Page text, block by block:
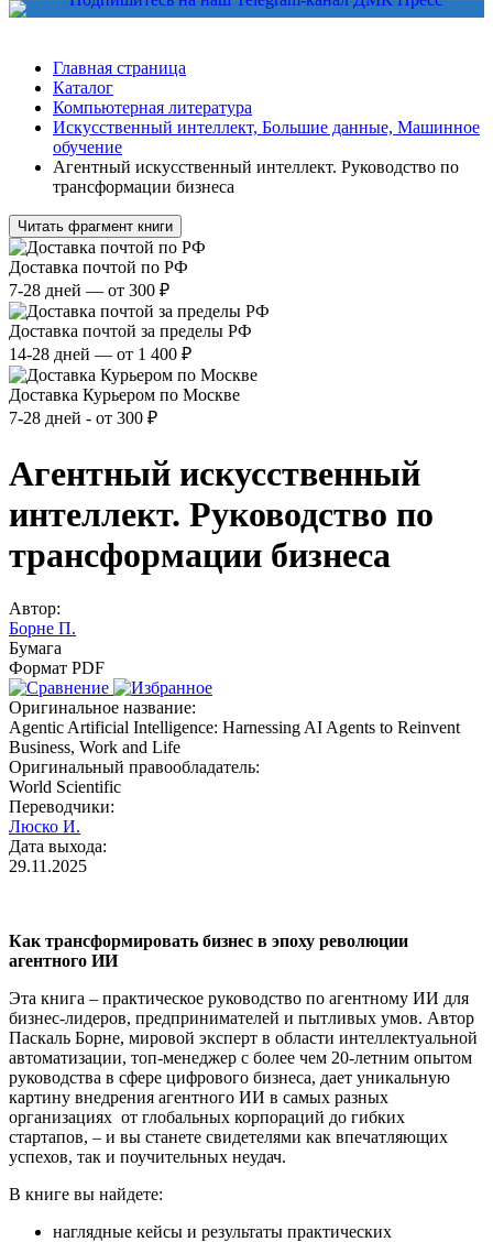
Главная страница
Каталог
Компьютерная литература
Искусственный интеллект, Большие данные, Машинное
обучение
Агентный искусственный интеллект. Руководство по
трансформации бизнеса
Читать фрагмент книги
Доставка почтой по РФ
7-28 дней — от 300 ₽
Доставка почтой за пределы РФ
14-28 дней — от 1 400 ₽
Доставка Курьером по Москве
7-28 дней - от 300 ₽
Агентный искусственный
интеллект. Руководство по
трансформации бизнеса
Автор:
Борне П.
Бумага
Формат PDF
Оригинальное название:
Agentic Artificial Intelligence: Harnessing AI Agents to Reinvent
Business, Work and Life
Оригинальный правообладатель:
World Scientific
Переводчики:
Люско И.
Дата выхода:
29.11.2025
Как трансформировать бизнес в эпоху революции
агентного ИИ
Эта книга – практическое руководство по агентному ИИ для
бизнес-лидеров, предпринимателей и пытливых умов. Автор
Паскаль Борне, мировой эксперт в области интеллектуальной
автоматизации, топ-менеджер с более чем 20-летним опытом
руководства в сфере цифрового бизнеса, дает уникальную
картину внедрения агентного ИИ в самых разных
организациях от глобальных корпораций до гибких
стартапов, – и вы станете свидетелями как впечатляющих
успехов, так и поучительных неудач.
В книге вы найдете:
наглядные кейсы и результаты практических